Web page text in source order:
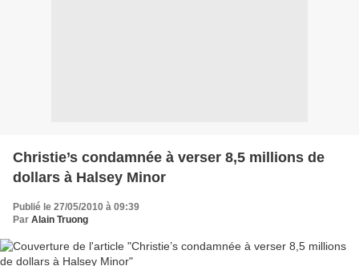
Christie’s condamnée à verser 8,5 millions de
dollars à Halsey Minor
Publié le 27/05/2010 à 09:39
Par Alain Truong